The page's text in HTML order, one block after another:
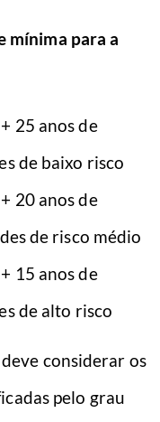
mínima para a
25 anos de
de baixo risco
20 anos de
de risco médio
15 anos de
de alto risco
considerar os
pelo grau